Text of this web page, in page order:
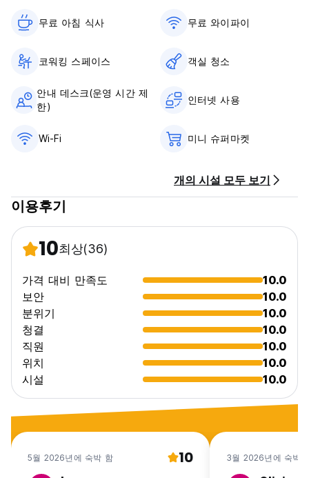
무료 아침 식사‎ 무료 와이파이
코워킹 스페이스 객실 청소
안내 데스크(운영 시간 제
한)
인터넷 사용
Wi-Fi 미니 슈퍼마켓
개의 시설 모두 보기
이용후기
10최상(36)
가격 대비 만족도
10.0
보안
10.0
분위기
10.0
청결
10.0
직원
10.0
위치
10.0
시설
10.0
5월 2026년에 숙박 함 10 3월 2026년에 숙박